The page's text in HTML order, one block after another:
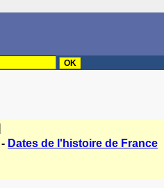
- Dates de l'histoire de France